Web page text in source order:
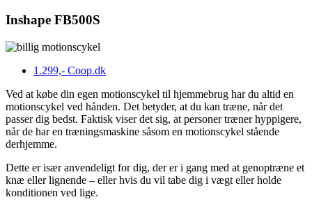
Inshape FB500S
1.299,- Coop.dk
Ved at købe din egen motionscykel til hjemmebrug har du altid en
motionscykel ved hånden. Det betyder, at du kan træne, når det
passer dig bedst. Faktisk viser det sig, at personer træner hyppigere,
når de har en træningsmaskine såsom en motionscykel stående
derhjemme.
Dette er især anvendeligt for dig, der er i gang med at genoptræne et
knæ eller lignende – eller hvis du vil tabe dig i vægt eller holde
konditionen ved lige.